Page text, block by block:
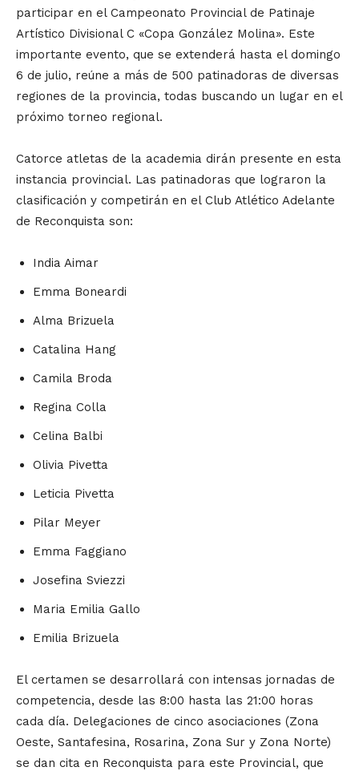
participar en el Campeonato Provincial de Patinaje
Artístico Divisional C «Copa González Molina». Este
importante evento, que se extenderá hasta el domingo
6 de julio, reúne a más de 500 patinadoras de diversas
regiones de la provincia, todas buscando un lugar en el
próximo torneo regional.
Catorce atletas de la academia dirán presente en esta
instancia provincial. Las patinadoras que lograron la
clasificación y competirán en el Club Atlético Adelante
de Reconquista son:
India Aimar
Emma Boneardi
Alma Brizuela
Catalina Hang
Camila Broda
Regina Colla
Celina Balbi
Olivia Pivetta
Leticia Pivetta
Pilar Meyer
Emma Faggiano
Josefina Sviezzi
Maria Emilia Gallo
Emilia Brizuela
El certamen se desarrollará con intensas jornadas de
competencia, desde las 8:00 hasta las 21:00 horas
cada día. Delegaciones de cinco asociaciones (Zona
Oeste, Santafesina, Rosarina, Zona Sur y Zona Norte)
se dan cita en Reconquista para este Provincial, que